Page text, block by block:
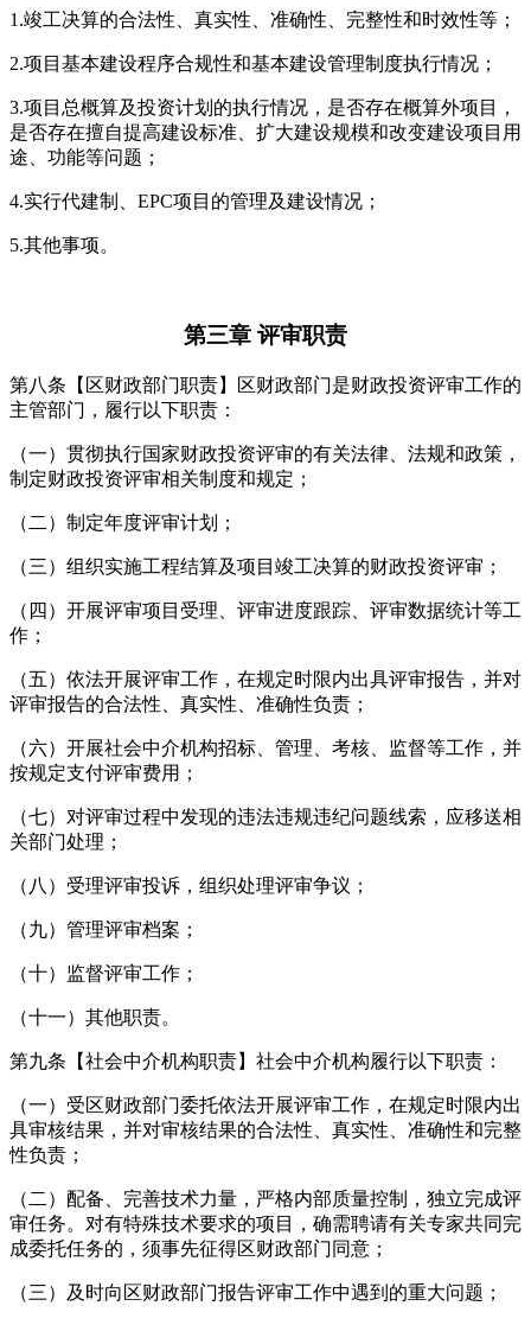
1.竣工决算的合法性、真实性、准确性、完整性和时效性等；
2.项目基本建设程序合规性和基本建设管理制度执行情况；
3.项目总概算及投资计划的执行情况，是否存在概算外项目，
是否存在擅自提高建设标准、扩大建设规模和改变建设项目用
途、功能等问题；
4.实行代建制、EPC项目的管理及建设情况；
5.其他事项。
第三章 评审职责
第八条【区财政部门职责】区财政部门是财政投资评审工作的
主管部门，履行以下职责：
（一）贯彻执行国家财政投资评审的有关法律、法规和政策，
制定财政投资评审相关制度和规定；
（二）制定年度评审计划；
（三）组织实施工程结算及项目竣工决算的财政投资评审；
（四）开展评审项目受理、评审进度跟踪、评审数据统计等工
作；
（五）依法开展评审工作，在规定时限内出具评审报告，并对
评审报告的合法性、真实性、准确性负责；
（六）开展社会中介机构招标、管理、考核、监督等工作，并
按规定支付评审费用；
（七）对评审过程中发现的违法违规违纪问题线索，应移送相
关部门处理；
（八）受理评审投诉，组织处理评审争议；
（九）管理评审档案；
（十）监督评审工作；
（十一）其他职责。
第九条【社会中介机构职责】社会中介机构履行以下职责：
（一）受区财政部门委托依法开展评审工作，在规定时限内出
具审核结果，并对审核结果的合法性、真实性、准确性和完整
性负责；
（二）配备、完善技术力量，严格内部质量控制，独立完成评
审任务。对有特殊技术要求的项目，确需聘请有关专家共同完
成委托任务的，须事先征得区财政部门同意；
（三）及时向区财政部门报告评审工作中遇到的重大问题；